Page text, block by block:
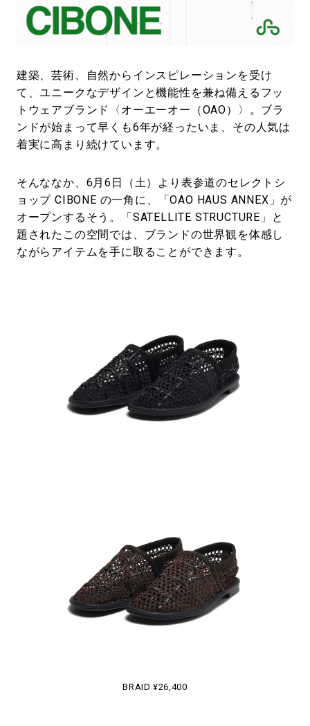
建築、芸術、自然からインスピレーションを受け
て、ユニークなデザインと機能性を兼ね備えるフッ
トウェアブランド〈オーエーオー（OAO）〉。ブラ
ンドが始まって早くも6年が経ったいま、その人気は
着実に高まり続けています。
そんななか、6月6日（土）より表参道のセレクトシ
ョップ CIBONE の一角に、「OAO HAUS ANNEX」が
オープンするそう。「SATELLITE STRUCTURE」と
題されたこの空間では、ブランドの世界観を体感し
ながらアイテムを手に取ることができます。
BRAID ¥26,400